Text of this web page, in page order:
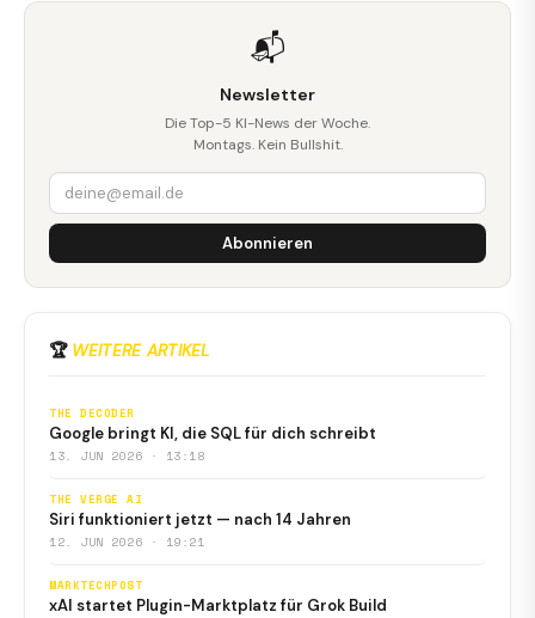
📬
Newsletter
Die Top-5 KI-News der Woche.
Montags. Kein Bullshit.
Abonnieren
🏆 WEITERE ARTIKEL
THE DECODER
Google bringt KI, die SQL für dich schreibt
13. JUN 2026 · 13:18
THE VERGE AI
Siri funktioniert jetzt — nach 14 Jahren
12. JUN 2026 · 19:21
MARKTECHPOST
xAI startet Plugin-Marktplatz für Grok Build